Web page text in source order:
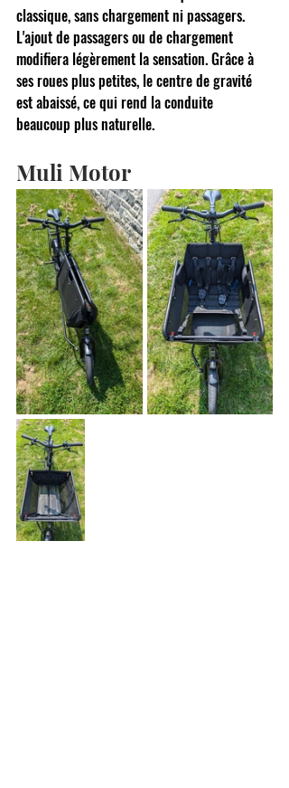
classique, sans chargement ni passagers.
L'ajout de passagers ou de chargement
modifiera légèrement la sensation. Grâce à
ses roues plus petites, le centre de gravité
est abaissé, ce qui rend la conduite
beaucoup plus naturelle.
Muli Motor